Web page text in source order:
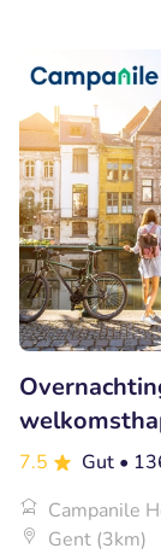
7.5 Gut •
Campanile
Gent (3km)